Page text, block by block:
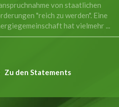
von staatlichen
"reich zu werden". Eine
hat vielmehr ...
Zu den Statements